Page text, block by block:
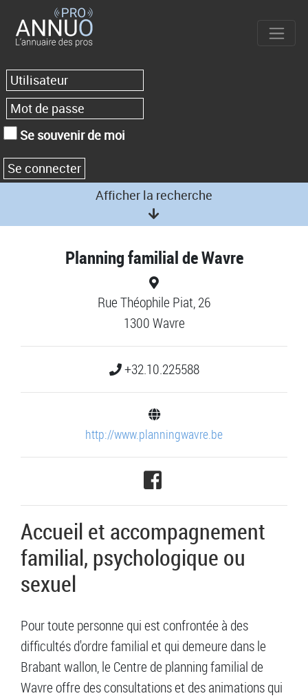
Se souvenir de moi
Afficher la recherche
Planning familial de Wavre
Rue Théophile Piat, 26
1300 Wavre
+32.10.225588
http://www.planningwavre.be
Accueil et accompagnement
familial, psychologique ou
sexuel
Pour toute personne qui est confrontée à des
difficultés d'ordre familial et qui demeure dans le
Brabant wallon, le Centre de planning familial de
Wavre offre des consultations et des animations qui